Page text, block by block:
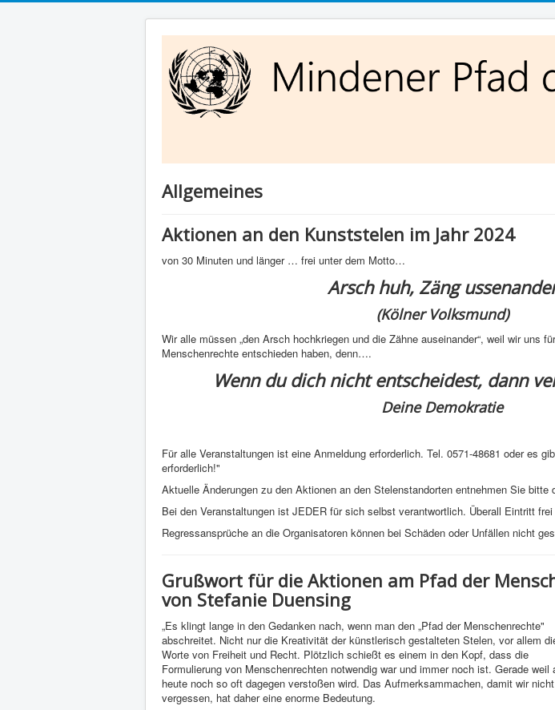
Allgemeines
Aktionen an den Kunststelen im Jahr 2024
von 30 Minuten und länger … frei unter dem Motto…
Arsch huh, Zäng
(Kölner Volksmund)
Wir alle müssen „den Arsch hochkriegen und die Zähne auseinander“, weil wir uns
Menschenrechte entschieden haben, denn….
Wenn du dich nicht entscheidest, dann
Deine Demokratie
Für alle Veranstaltungen ist eine Anmeldung erforderlich. Tel. 0571-48681 oder es
erforderlich!"
Aktuelle Änderungen zu den Aktionen an den Stelenstandorten entnehmen Sie bitte
Bei den Veranstaltungen ist JEDER für sich selbst verantwortlich. Überall Eintritt
Regressansprüche an die Organisatoren können bei Schäden oder Unfällen nicht
Grußwort für die Aktionen am Pfad der
von Stefanie Duensing
„Es klingt lange in den Gedanken nach, wenn man den „Pfad der Menschenrechte"
abschreitet. Nicht nur die Kreativität der künstlerisch gestalteten Stelen, vor allem
Worte von Freiheit und Recht. Plötzlich schießt es einem in den Kopf, dass die
Formulierung von Menschenrechten notwendig war und immer noch ist. Gerade weil
heute noch so oft dagegen verstoßen wird. Das Aufmerksammachen, damit wir nicht
vergessen, hat daher eine enorme Bedeutung.